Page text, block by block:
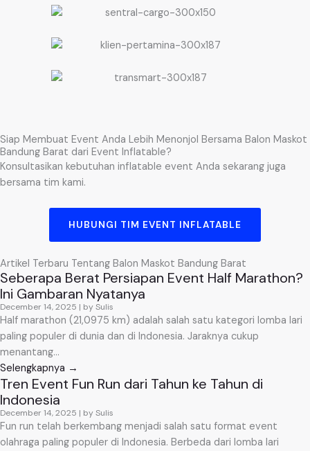
Siap Membuat Event Anda Lebih Menonjol Bersama Balon Maskot
Bandung Barat dari Event Inflatable?
Konsultasikan kebutuhan inflatable event Anda sekarang juga
bersama tim kami.
HUBUNGI TIM EVENT INFLATABLE
Artikel Terbaru Tentang Balon Maskot Bandung Barat
Seberapa Berat Persiapan Event Half Marathon?
Ini Gambaran Nyatanya
December 14, 2025 | by Sulis
Half marathon (21,0975 km) adalah salah satu kategori lomba lari
paling populer di dunia dan di Indonesia. Jaraknya cukup
menantang...
Selengkapnya →
Tren Event Fun Run dari Tahun ke Tahun di
Indonesia
December 14, 2025 | by Sulis
Fun run telah berkembang menjadi salah satu format event
olahraga paling populer di Indonesia. Berbeda dari lomba lari